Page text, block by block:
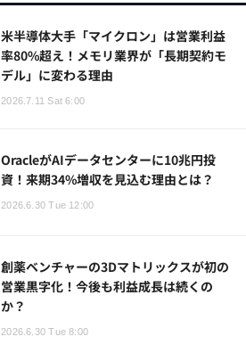
米半導体大手「マイクロン」は営業利益
率80%超え！メモリ業界が「長期契約モ
デル」に変わる理由
2026.7.11 Sat 6:00
OracleがAIデータセンターに10兆円投
資！来期34%増収を見込む理由とは？
2026.6.30 Tue 12:00
創薬ベンチャーの3Dマトリックスが初の
営業黒字化！今後も利益成長は続くの
か？
2026.6.30 Tue 8:00